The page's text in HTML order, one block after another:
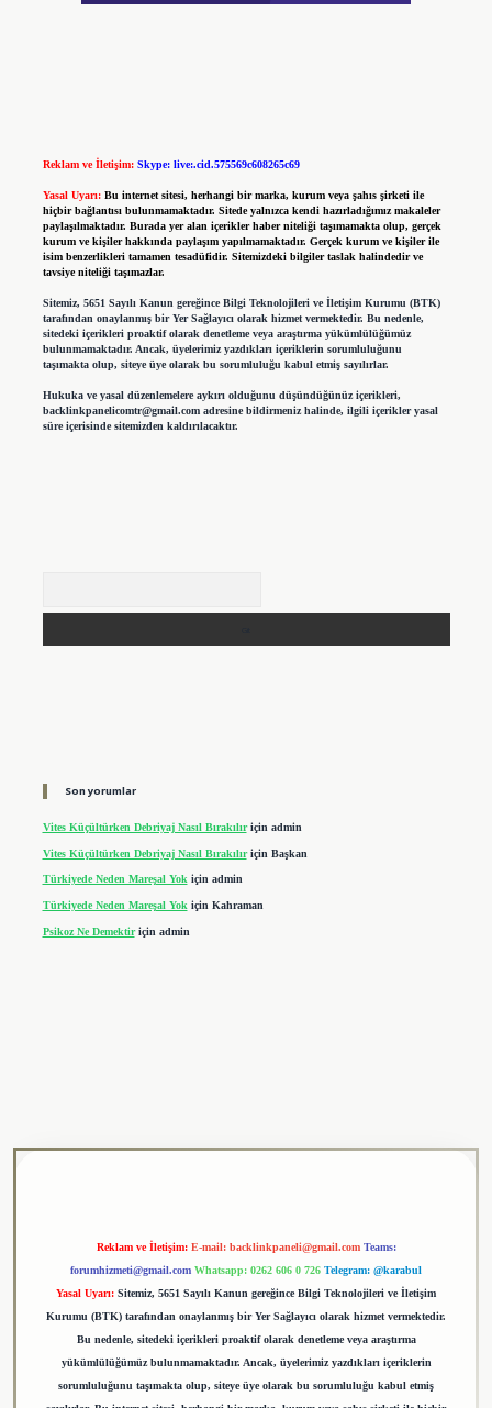
Reklam ve İletişim: Skype: live:.cid.575569c608265c69
Yasal Uyarı: Bu internet sitesi, herhangi bir marka, kurum veya şahıs şirketi ile
hiçbir bağlantısı bulunmamaktadır. Sitede yalnızca kendi hazırladığımız makaleler
paylaşılmaktadır. Burada yer alan içerikler haber niteliği taşımamakta olup, gerçek
kurum ve kişiler hakkında paylaşım yapılmamaktadır. Gerçek kurum ve kişiler ile
isim benzerlikleri tamamen tesadüfidir. Sitemizdeki bilgiler taslak halindedir ve
tavsiye niteliği taşımazlar.
Sitemiz, 5651 Sayılı Kanun gereğince Bilgi Teknolojileri ve İletişim Kurumu (BTK)
tarafından onaylanmış bir Yer Sağlayıcı olarak hizmet vermektedir. Bu nedenle,
sitedeki içerikleri proaktif olarak denetleme veya araştırma yükümlülüğümüz
bulunmamaktadır. Ancak, üyelerimiz yazdıkları içeriklerin sorumluluğunu
taşımakta olup, siteye üye olarak bu sorumluluğu kabul etmiş sayılırlar.
Hukuka ve yasal düzenlemelere aykırı olduğunu düşündüğünüz içerikleri,
backlinkpanelicomtr@gmail.comadresine bildirmeniz halinde, ilgili içerikler yasal
süre içerisinde sitemizden kaldırılacaktır.
Son yorumlar
Vites Küçültürken Debriyaj Nasıl Bırakılıriçin admin
Vites Küçültürken Debriyaj Nasıl Bırakılıriçin Başkan
Türkiyede Neden Mareşal Yokiçin admin
Türkiyede Neden Mareşal Yok için Kahraman
Psikoz Ne Demektiriçin admin
Reklam ve İletişim: E-mail: backlinkpaneli@gmail.com Teams:
forumhizmeti@gmail.com Whatsapp: 0262 606 0 726 Telegram: @karabul
Yasal Uyarı: Sitemiz, 5651 Sayılı Kanun gereğince Bilgi Teknolojileri ve İletişim
Kurumu (BTK) tarafından onaylanmış bir Yer Sağlayıcı olarak hizmet vermektedir.
Bu nedenle, sitedeki içerikleri proaktif olarak denetleme veya araştırma
yükümlülüğümüz bulunmamaktadır. Ancak, üyelerimiz yazdıkları içeriklerin
sorumluluğunu taşımakta olup, siteye üye olarak bu sorumluluğu kabul etmiş